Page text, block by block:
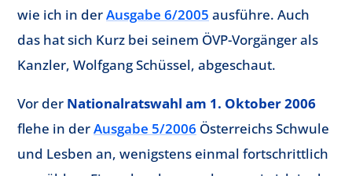
wie ich in derAusgabe 6/2005 ausführe. Auch
das hat sich Kurz bei seinem ÖVP-Vorgänger als
Kanzler, Wolfgang Schüssel, abgeschaut.
Vor der Nationalratswahl am 1. Oktober 2006
flehe in derAusgabe 5/2006 Österreichs Schwule
und Lesben an, wenigstens einmal fortschrittlich